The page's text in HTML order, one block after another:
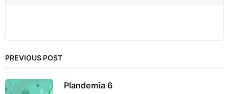
PREVIOUS POST
Plandemia 6